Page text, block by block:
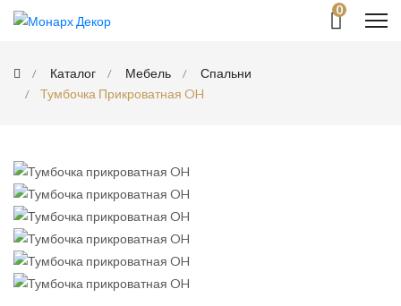
0
Каталог Мебель
Спальни
Тумбочка Прикроватная OH